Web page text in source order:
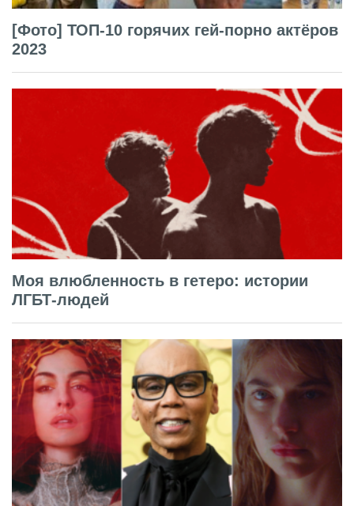
[Фото] ТОП-10 горячих гей-порно актёров
2023
Моя влюбленность в гетеро: истории
ЛГБТ-людей